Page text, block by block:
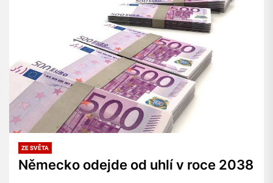
ZE SVĚTA
Německo odejde od uhlí v roce 2038